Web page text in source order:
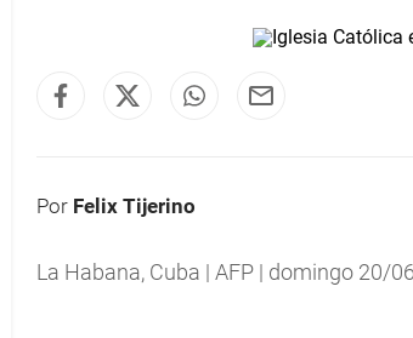
Por Felix Tijerino
La Habana, Cuba | AFP | domingo 20/